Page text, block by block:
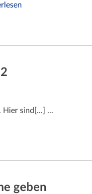
Hier sind[...] ...
geben